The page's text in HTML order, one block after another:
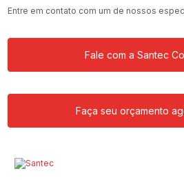
Entre em contato com um de nossos
Fale com a Santec
Faça seu orçamento